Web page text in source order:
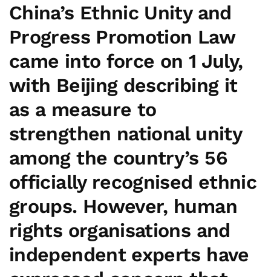
China’s Ethnic Unity and
Progress Promotion Law
came into force on 1 July,
with Beijing describing it
as a measure to
strengthen national unity
among the country’s 56
officially recognised ethnic
groups. However, human
rights organisations and
independent experts have